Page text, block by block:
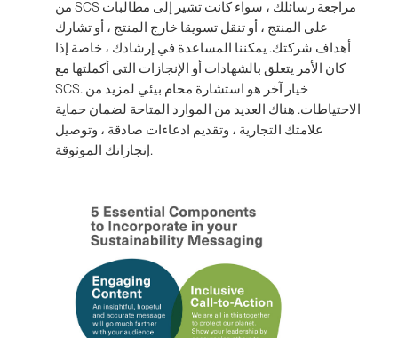
من SCS مراجعة رسائلك ، سواء كانت تشير إلى مطالبات
على المنتج ، أو تنقل تسويقا خارج المنتج ، أو تشارك
أهداف شركتك. يمكننا المساعدة في إرشادك ، خاصة إذا
كان الأمر يتعلق بالشهادات أو الإنجازات التي أكملتها مع
SCS. خيار آخر هو استشارة محام بيئي لمزيد من
الاحتياطات. هناك العديد من الموارد المتاحة لضمان حماية
علامتك التجارية ، وتقديم ادعاءات صادقة ، وتوصيل
إنجازاتك الموثوقة.